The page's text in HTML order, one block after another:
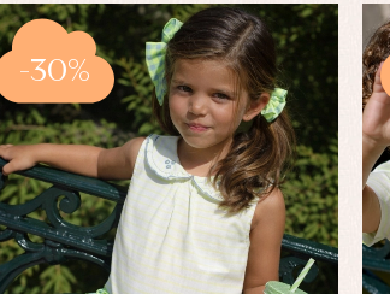
-30%